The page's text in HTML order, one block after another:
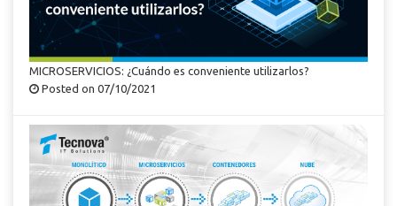
MICROSERVICIOS: ¿Cuándo es conveniente utilizarlos?
Posted on 07/10/2021